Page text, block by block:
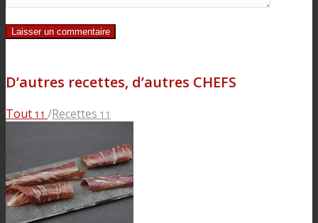
D’autres recettes, d’autres CHEFS
Tout 11 /Recettes 11